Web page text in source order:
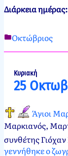
Διάρκεια ημέρας:
Νεκτάριος
24
201224
Οκτωβρίου,
Οκτώβριος
Κυριακή
25
Άγιοι
Μαρκιανός,
συνθέτης
γεννήθηκε ο